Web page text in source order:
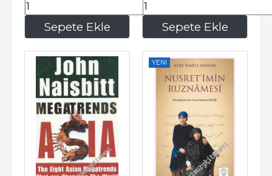
Sepete Ekle
245,00 Sepete Ekle
203,00
YENI